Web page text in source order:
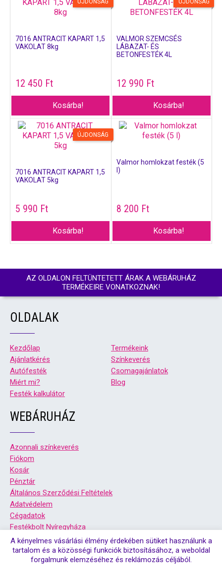
ÚJDONSÁG
7016 ANTRACIT KAPART 1,5
VAKOLAT 8kg
12 450 Ft
Kosárba!
ÚJDONSÁG
VALMOR SZEMCSÉS
LÁBAZAT- ÉS
BETONFESTÉK 4L
12 990 Ft
Kosárba!
ÚJDONSÁG
7016 ANTRACIT KAPART 1,5
VAKOLAT 5kg
5 990 Ft
Kosárba!
Valmor homlokzat festék (5
l)
8 200 Ft
Kosárba!
AZ OLDALON FELTÜNTETETT ÁRAK A WEBÁRUHÁZ
TERMÉKEIRE VONATKOZNAK!
OLDALAK
Kezdőlap
Termékeink
Ajánlatkérés
Színkeverés
Autófesték
Csomagajánlatok
Miért mi?
Blog
Festék kalkulátor
WEBÁRUHÁZ
Azonnali színkeverés
Fiókom
Kosár
Pénztár
Általános Szerződési Feltételek
Adatvédelem
Cégadatok
Festékbolt Nyíregyháza
Festékbolt Debrecen
A kényelmes vásárlási élmény érdekében sütiket használunk a
tartalom és a közösségi funkciók biztosításához, a weboldal
forgalmunk elemzéséhez és reklámozás céljából.